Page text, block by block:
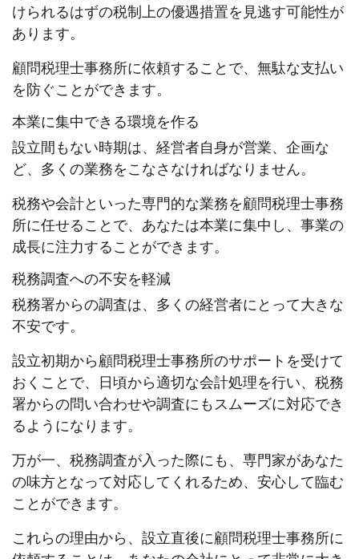
けられるはずの税制上の優遇措置を見逃す可能性が
あります。
顧問税理士事務所に依頼することで、無駄な支払い
を防ぐことができます。
本業に集中できる環境を作る
設立間もない時期は、経営者自身が営業、企画な
ど、多くの業務をこなさなければなりません。
税務や会計といった専門的な業務を顧問税理士事務
所に任せることで、あなたは本業に集中し、事業の
成長に注力することができます。
税務調査への不安を軽減
税務署からの調査は、多くの経営者にとって大きな
不安です。
設立初期から顧問税理士事務所のサポートを受けて
おくことで、日頃から適切な会計処理を行い、税務
署からの問い合わせや調査にもスムーズに対応でき
るようになります。
万が一、税務調査が入った際にも、専門家があなた
の味方となって対応してくれるため、安心して臨む
ことができます。
これらの理由から、設立直後に顧問税理士事務所に